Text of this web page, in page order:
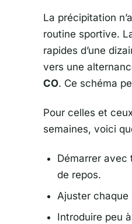
La précipitation
routine sportive.
rapides d’une
vers une
CO. Ce schéma
Pour celles et
semaines, voici
Démarrer avec
de repos.
Ajuster chaque
Introduire peu